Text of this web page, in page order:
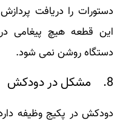
دستورات را دریافت
این قطعه هیچ پیغامی
دستگاه روشن نمی شود.
8. مشکل در دودکش
دودکش در پکیج وظیفه